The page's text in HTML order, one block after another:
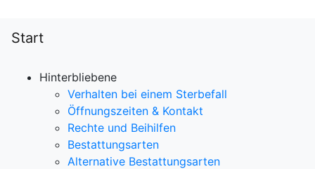
Start
Hinterbliebene
Verhalten bei einem Sterbefall
Öffnungszeiten & Kontakt
Rechte und Beihilfen
Bestattungsarten
Alternative Bestattungsarten